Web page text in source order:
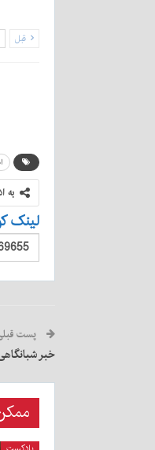
قبل
به
لینک
پست
خبر شبانگاهی ٢۰:٢٠ ‌چهارشنبه ۹ اردیبهشت